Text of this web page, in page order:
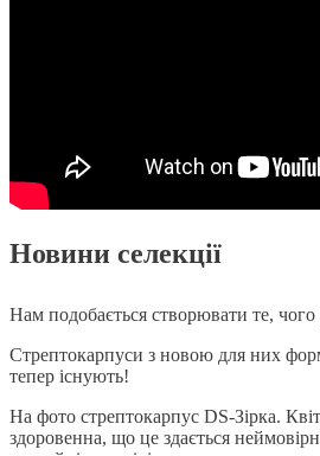
Новини селекції
Нам подобається створювати те,
Стрептокарпуси з новою для них
тепер існують!
На фото стрептокарпус DS-Зірка.
здоровенна, що це здається